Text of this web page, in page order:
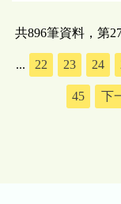
共896筆資料，第
... 22 23 24
45 下